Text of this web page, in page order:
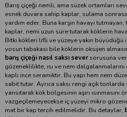
Barış çiçeği nemli, ama süzek ortamları
esnek duvara sahip kaplar, sulama
yardım eder. Buna karşın havayı
kaplar, nemi uzun süre tutarak köklerin
Bitki kökleri lifli ve yüzeye yakın büyüdüğü
yosun tabakası bile köklerin oksijen
barış çiçeği nasıl saksı sever sorusuna
gözeneklilikte, ısı ve nem
kaplı ince seramiktir. Bu yapı hem nem
sabit tutar. Ayrıca saksı rengi açık tonlarda
yansıtarak kök bölgesinin aşırı ısınmasını
vazgeçilemeyecekse iç yüzeyi mikro
mat bir kap tercih edilmelidir. Bu detaylar,